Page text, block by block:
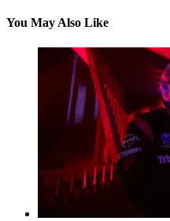
You May Also Like